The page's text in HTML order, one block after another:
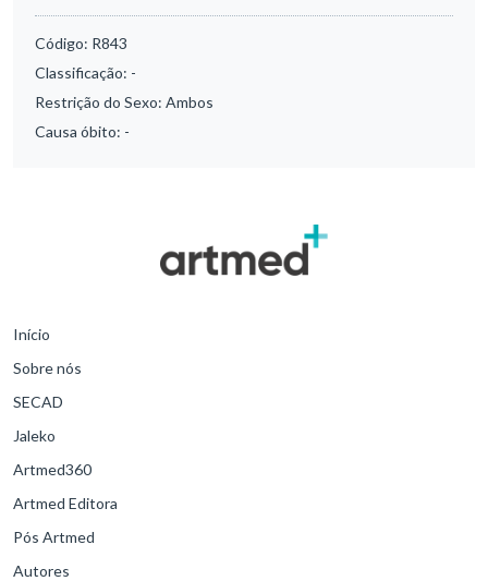
Código: R843
Classificação: -
Restrição do Sexo: Ambos
Causa óbito: -
Início
Sobre nós
SECAD
Jaleko
Artmed360
Artmed Editora
Pós Artmed
Autores